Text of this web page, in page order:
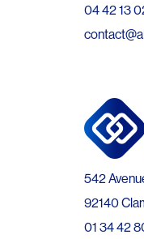
04 42 13
542
92140
01 34 42